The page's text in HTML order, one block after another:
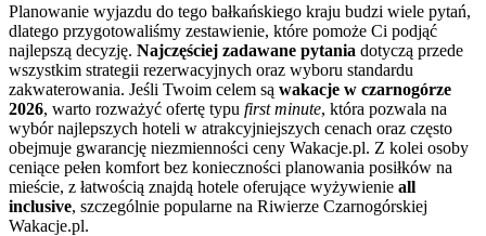
Planowanie wyjazdu do tego bałkańskiego kraju budzi wiele pytań,
dlatego przygotowaliśmy zestawienie, które pomoże Ci podjąć
najlepszą decyzję. Najczęściej zadawane pytania dotyczą przede
wszystkim strategii rezerwacyjnych oraz wyboru standardu
zakwaterowania. Jeśli Twoim celem są wakacje w czarnogórze
2026, warto rozważyć ofertę typu first minute, która pozwala na
wybór najlepszych hoteli w atrakcyjniejszych cenach oraz często
obejmuje gwarancję niezmienności ceny Wakacje.pl. Z kolei osoby
ceniące pełen komfort bez konieczności planowania posiłków na
mieście, z łatwością znajdą hotele oferujące wyżywienie all
inclusive, szczególnie popularne na Riwierze Czarnogórskiej
Wakacje.pl.